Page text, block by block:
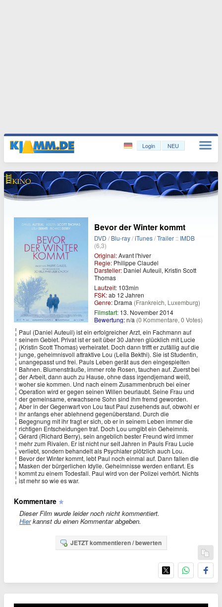
Login NEU
Bevor der Winter kommt
DVD /Blu-ray/iTunes/Trailer :: IMDB
(6,3)
Original:Avant l'hiver
Regie: Philippe Claudel
Darsteller: Daniel Auteuil, Kristin Scott
Thomas
Laufzeit: 103min
FSK:ab 12 Jahren
Genre: Drama (Frankreich, Luxemburg)
Filmstart: 13. November 2014
Bewertung:n/a (0 Kommentare, 0 Votes)
Paul (Daniel Auteuil) ist ein erfolgreicher Arzt, ein Fachmann auf
seinem Gebiet. Privat ist er seit über 30 Jahren glücklich mit Lucie
(Kristin Scott Thomas) verheiratet. Doch dann trifft er zufällig auf die
junge, geheimnisvoll attraktive Lou (Leïla Bekthi). Sie ist Studentin,
unangepasst und frei. Pauls Leben gerät aus den eingespielten
Bahnen. Blumensträuße, immer rote Rosen, tauchen auf. Zuerst bei
der Arbeit, dann auch zu Hause, ohne dass irgendjemand weiß,
woher sie kommen. Und nach einem Zusammenbruch bei einer
Operation wird er gegen seinen Willen beurlaubt. Seine Frau und
der gemeinsame, erwachsene Sohn sind ihm fremd geworden.
Aber in der Gegenwart von Lou taut Paul zusehends auf, obwohl er
ihr anfangs eher ablehnend gegenüberstand. Durch die
Begegnung mit ihr fragt er sich, ob er in seinem Leben immer die
richtigen Entscheidungen traf. Doch Lou umgibt ein Geheimnis.
Gérard (Richard Berry), sein angeblich bester Freund wird immer
mehr zum Rivalen. Er ist nicht nur seit Jahren in Pauls Frau Lucie
verliebt, sondern behandelt als Psychiater plötzlich auch Lou.
Bevor der Winter kommt, lebt Paul noch einmal auf. Dann fallen die
Masken der bürgerlichen Idylle. Geheimnisse werden entlarvt. Es
kommt zu einem Todesfall. Paul wird von der Polizei verhört. Nichts
ist mehr so wie es war.
Kommentare
Dieser Film wurde leider noch nicht kommentiert.
Hierkannst du einen Kommentar abgeben.
JETZT kommentieren / bewerten